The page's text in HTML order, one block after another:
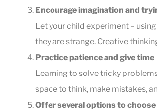
Encourage imagination and
Let your child experiment –
they are strange. Creative
Practice patience and give time
Learning to solve tricky
space to think, make mistakes,
Offer several options to